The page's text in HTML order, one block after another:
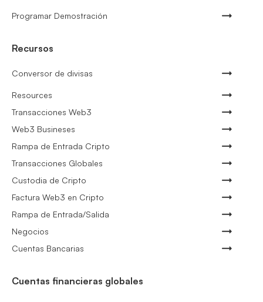
Programar Demostración
Recursos
Conversor de divisas
Resources
Transacciones Web3
Web3 Busineses
Rampa de Entrada Cripto
Transacciones Globales
Custodia de Cripto
Factura Web3 en Cripto
Rampa de Entrada/Salida
Negocios
Cuentas Bancarias
Cuentas financieras globales